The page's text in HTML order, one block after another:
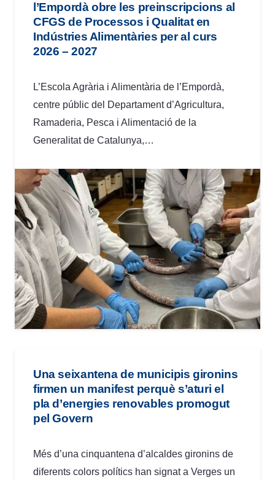
l’Empordà obre les preinscripcions al
CFGS de Processos i Qualitat en
Indústries Alimentàries per al curs
2026 – 2027
L’Escola Agrària i Alimentària de l’Empordà,
centre públic del Departament d’Agricultura,
Ramaderia, Pesca i Alimentació de la
Generalitat de Catalunya,…
Una seixantena de municipis gironins
firmen un manifest perquè s’aturi el
pla d’energies renovables promogut
pel Govern
Més d’una cinquantena d’alcaldes gironins de
diferents colors polítics han signat a Verges un